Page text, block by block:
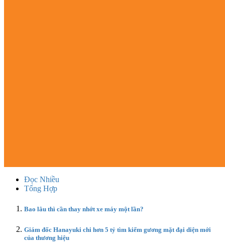
Đọc Nhiều
Tổng Hợp
Bao lâu thì cần thay nhớt xe máy một lần?
Giám đốc Hanayuki chi hơn 5 tỷ tìm kiếm gương mặt đại diện mới
của thương hiệu